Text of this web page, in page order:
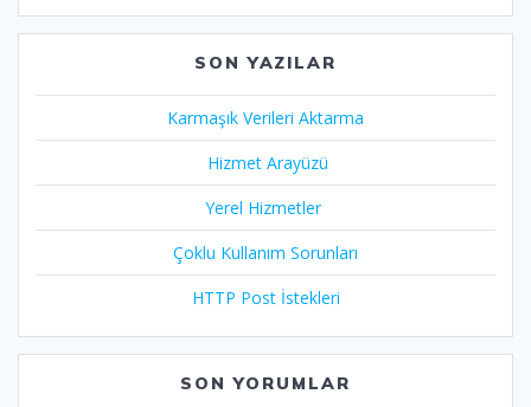
SON YAZILAR
Karmaşık Verileri Aktarma
Hizmet Arayüzü
Yerel Hizmetler
Çoklu Kullanım Sorunları
HTTP Post İstekleri
SON YORUMLAR